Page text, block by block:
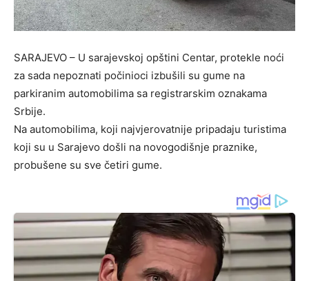
​SARAJEVO – U sarajevskoj opštini Centar, protekle noći
za sada nepoznati počinioci izbušili su gume na
parkiranim automobilima sa registrarskim oznakama
Srbije.
Na automobilima, koji najvjerovatnije pripadaju turistima
koji su u Sarajevo došli na novogodišnje praznike,
probušene su sve četiri gume.